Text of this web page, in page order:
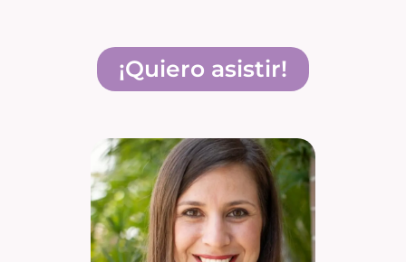
¡Quiero asistir!